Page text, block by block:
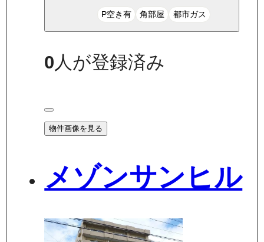
P空き有 角部屋 都市ガス
0 人が登録済み
物件画像を見る
メゾンサンヒル